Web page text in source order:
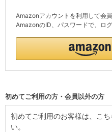
Amazonアカウントを利用して会
AmazonのID、パスワードで、ロ
初めてご利用の方・会員以外の方
初めてご利用のお客様は、こ
い。